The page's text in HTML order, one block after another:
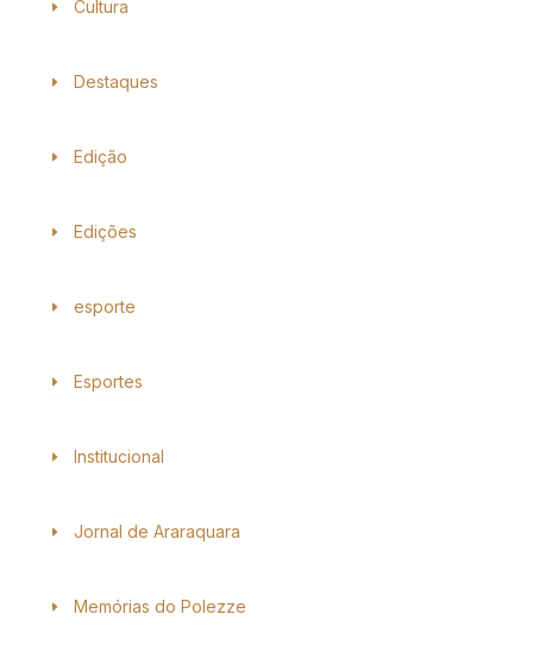
Cultura
Destaques
Edição
Edições
esporte
Esportes
Institucional
Jornal de Araraquara
Memórias do Polezze